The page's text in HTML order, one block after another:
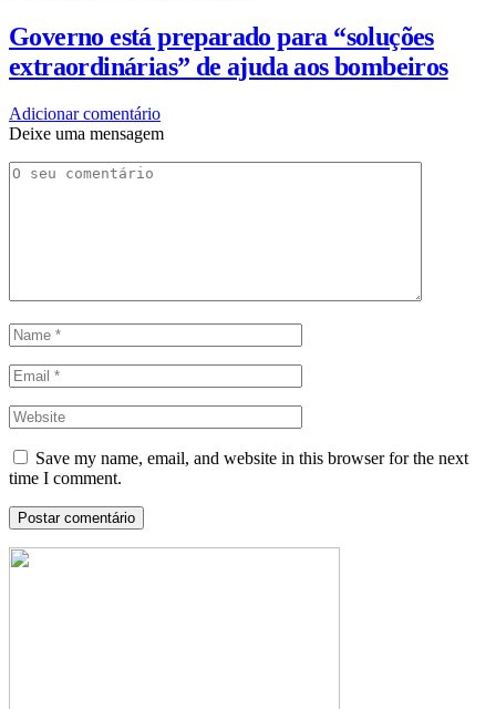
Governo está preparado para “soluções
extraordinárias” de ajuda aos bombeiros
Adicionar comentário
Deixe uma mensagem
Save my name, email, and website in this browser for the next
time I comment.